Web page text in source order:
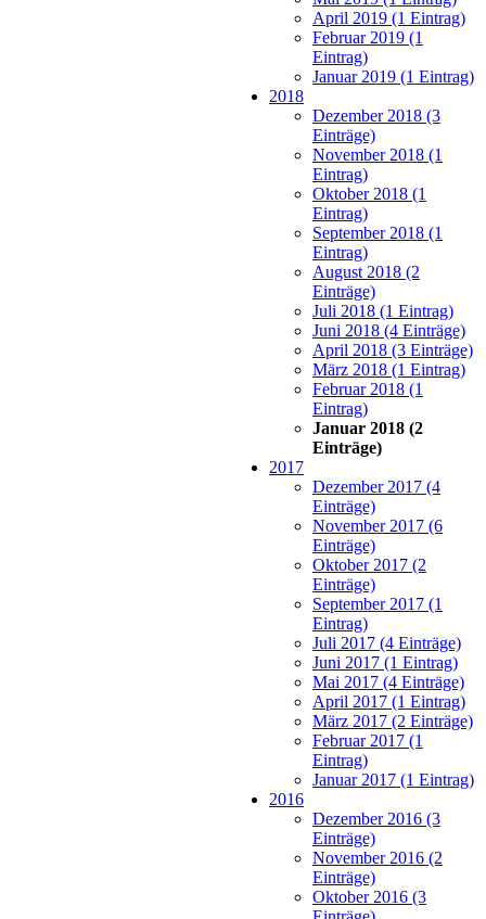
April 2019 (1 Eintrag)
Februar 2019 (1
Eintrag)
Januar 2019 (1 Eintrag)
2018
Dezember 2018 (3
Einträge)
November 2018 (1
Eintrag)
Oktober 2018 (1
Eintrag)
September 2018 (1
Eintrag)
August 2018 (2
Einträge)
Juli 2018 (1 Eintrag)
Juni 2018 (4 Einträge)
April 2018 (3 Einträge)
März 2018 (1 Eintrag)
Februar 2018 (1
Eintrag)
Januar 2018 (2
Einträge)
2017
Dezember 2017 (4
Einträge)
November 2017 (6
Einträge)
Oktober 2017 (2
Einträge)
September 2017 (1
Eintrag)
Juli 2017 (4 Einträge)
Juni 2017 (1 Eintrag)
Mai 2017 (4 Einträge)
April 2017 (1 Eintrag)
März 2017 (2 Einträge)
Februar 2017 (1
Eintrag)
Januar 2017 (1 Eintrag)
2016
Dezember 2016 (3
Einträge)
November 2016 (2
Einträge)
Oktober 2016 (3